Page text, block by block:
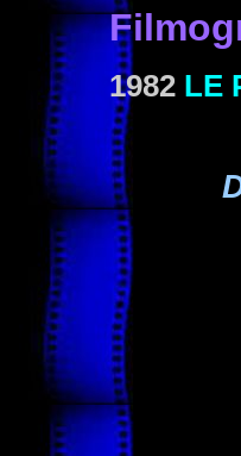
1982 LE